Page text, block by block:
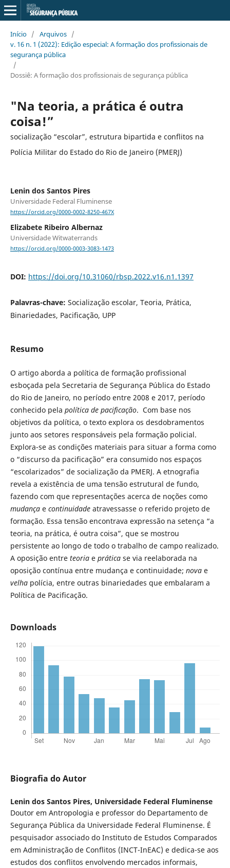
Início / Arquivos /
v. 16 n. 1 (2022): Edição especial: A formação dos profissionais de
segurança pública
/
Dossiê: A formação dos profissionais de segurança pública
"Na teoria, a prática é outra
coisa!”
socialização “escolar”, estrutura bipartida e conflitos na
Polícia Militar do Estado do Rio de Janeiro (PMERJ)
Lenin dos Santos Pires
Universidade Federal Fluminense
https://orcid.org/0000-0002-8250-467X
Elizabete Ribeiro Albernaz
Universidade Witwaterrands
https://orcid.org/0000-0003-3083-1473
DOI: https://doi.org/10.31060/rbsp.2022.v16.n1.1397
Palavras-chave: Socialização escolar, Teoria, Prática,
Binariedades, Pacificação, UPP
Resumo
O artigo aborda a política de formação profissional
esboçada pela Secretaria de Segurança Pública do Estado
do Rio de Janeiro, no período entre 2008 e 2017, período
conhecido pela política de pacificação. Com base nos
objetivos da política, o texto explora os desdobramentos
junto aos setores responsáveis pela formação policial.
Explora-se as condições materiais para situar a forma como
o “discurso da pacificação” era consumido nos espaços
“escolarizados” de socialização da PMERJ. A etnografia
revela a existência de uma tensão estrutural de fundo,
fazendo com que representações acerca de noções como
mudançae continuidadeatravessasse o referido projeto de
formação. Essa tensão encontrava expressão na setença “a
teoria, na prática, é outra coisa”, que se mostrou
persistente ao longo de todo o trabalho de campo realizado.
A oposição entre teoriae práticase via reelaborada na
oposição contínua entre mudança e continuidade; novae
velhapolícia, entre outras binariedades que embalaram a
Política de Pacificação.
Downloads
Biografia do Autor
Lenin dos Santos Pires, Universidade Federal Fluminense
Doutor em Antropologia e professor do Departamento de
Segurança Pública da Universidade Federal Fluminense. É
pesquisador associado do Instituto de Estudos Comparados
em Administração de Conflitos (INCT-InEAC) e dedica-se aos
estudos dos conflitos envolvendo mercados informais,